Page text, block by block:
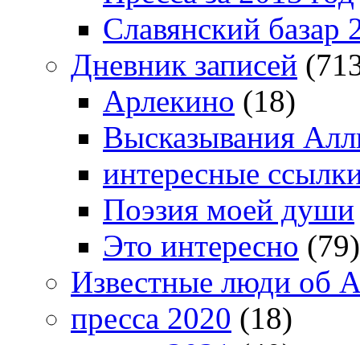
Славянский базар
Дневник записей
Арлекино (18)
Высказывания
интересные
Поэзия моей души
Это интересно (79)
Известные люди об
пресса 2020 (18)